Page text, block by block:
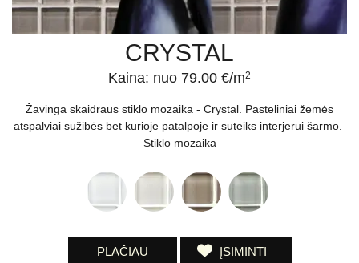
CRYSTAL
Kaina: nuo 79.00 €/m2
Žavinga skaidraus stiklo mozaika - Crystal. Pasteliniai žemės
atspalviai sužibės bet kurioje patalpoje ir suteiks interjerui šarmo.
Stiklo mozaika
PLAČIAU ĮSIMINTI